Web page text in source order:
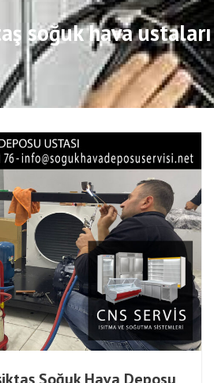
soğuk hava ustaları